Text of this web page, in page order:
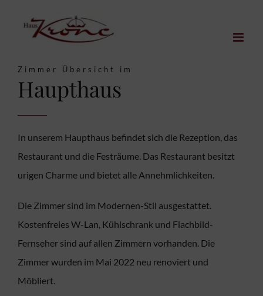
Zimmer Übersicht im
Haupthaus
In unserem Haupthaus befindet sich die Rezeption, das
Restaurant und die Festräume. Das Restaurant besitzt
urigen Charme und bietet alle Annehmlichkeiten.
Die Zimmer sind im Modernen-Stil ausgestattet.
Kostenfreies W-Lan, Kühlschrank und Flachbild-
Fernseher sind auf allen Zimmern vorhanden. Die
Zimmer wurden im Mai 2022 neu renoviert und
Möbliert.